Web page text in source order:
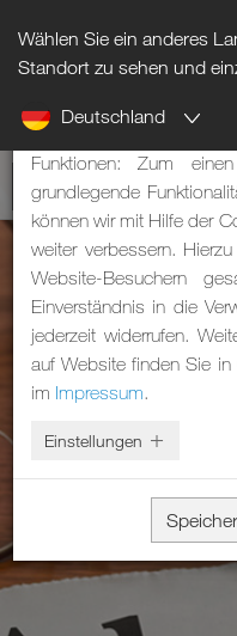
Wählen Sie ein anderes
Standort zu sehen und
Deutschland
Hinweis zu Cookies
Unsere Webseite
Funktionen: Zum
grundlegende
können wir mit Hilfe der
weiter verbessern.
Website-Besuchern
Einverständnis in die
jederzeit widerrufen.
auf Website finden Sie in
im Impressum.
Einstellungen